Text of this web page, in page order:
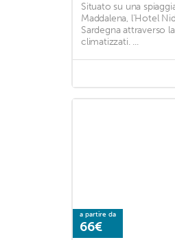
Situato su una
Maddalena, l'Hotel
Sardegna attraverso
climatizzati. ...
a partire da
66€